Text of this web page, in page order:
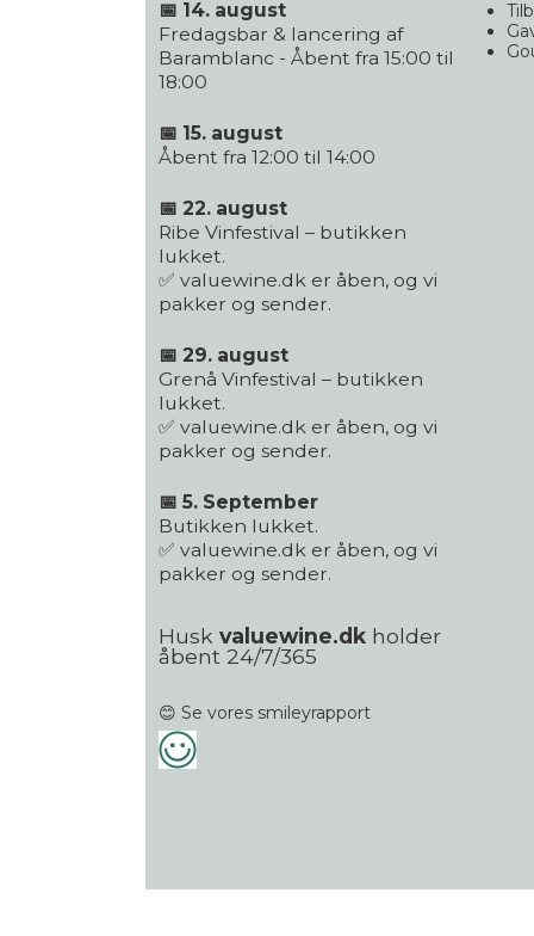
📅 14. august
Fredagsbar & lancering af
Baramblanc - Åbent fra 15:00 til
18:00
📅 15. august
Åbent fra 12:00 til 14:00
📅 22. august
Ribe Vinfestival – butikken
lukket.
✅ valuewine.dk er åben, og vi
pakker og sender.
📅 29. august
Grenå Vinfestival – butikken
lukket.
✅ valuewine.dk er åben, og vi
pakker og sender.
📅 5. September
Butikken lukket.
✅ valuewine.dk er åben, og vi
pakker og sender.
Husk valuewine.dk holder
åbent 24/7/365
😊 Se vores smileyrapport